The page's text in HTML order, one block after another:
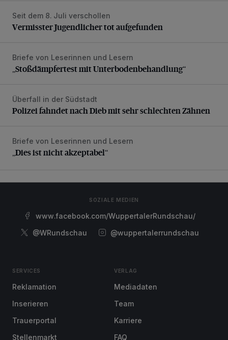
Vermisster Jugendlicher tot aufgefunden
Seit dem 8. Juli verschollen
Vermisster Jugendlicher tot aufgefunden
„Stoßdämpfertest mit Unterbodenbehandlung“
Briefe von Leserinnen und Lesern
„Stoßdämpfertest mit Unterbodenbehandlung“
Polizei fahndet nach Dieb mit sehr schlechten Zähnen
Überfall in der Südstadt
Polizei fahndet nach Dieb mit sehr schlechten Zähnen
„Dies ist nicht akzeptabel“
Briefe von Leserinnen und Lesern
„Dies ist nicht akzeptabel“
SOZIALE MEDIEN
www.facebook.com/WuppertalerRundschau/
@WRundschau
@wuppertalerrundschau
SERVICES
Reklamation
Inserieren
Trauerportal
Stellenmarkt
VERLAG
Mediadaten
Team
Karriere
FAQ